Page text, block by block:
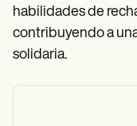
habilidades de
contribuyendo a
solidaria.